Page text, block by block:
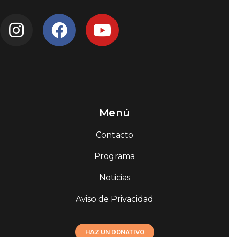
Menú
Contacto
Programa
Noticias
Aviso de Privacidad
HAZ UN DONATIVO